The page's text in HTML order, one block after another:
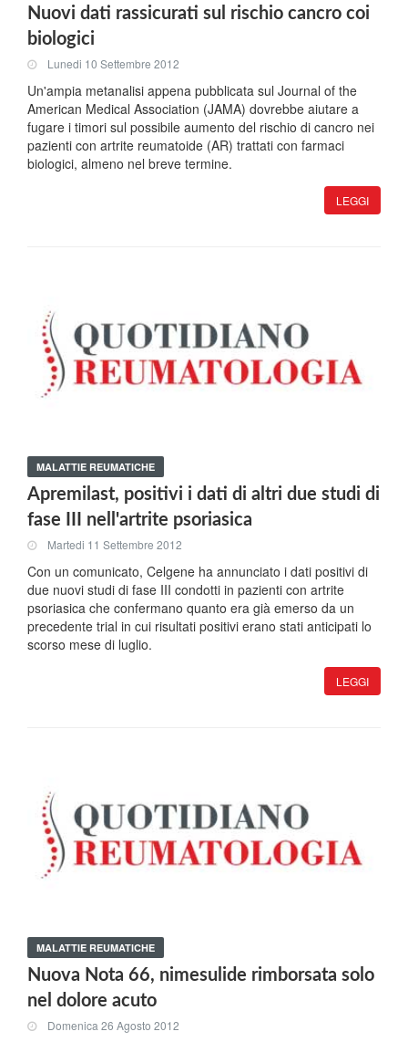
Nuovi dati rassicurati sul rischio cancro coi
biologici
Lunedi 10 Settembre 2012
Un'ampia metanalisi appena pubblicata sul Journal of the
American Medical Association (JAMA) dovrebbe aiutare a
fugare i timori sul possibile aumento del rischio di cancro nei
pazienti con artrite reumatoide (AR) trattati con farmaci
biologici, almeno nel breve termine.
LEGGI
MALATTIE REUMATICHE
Apremilast, positivi i dati di altri due studi di
fase III nell'artrite psoriasica
Martedi 11 Settembre 2012
Con un comunicato, Celgene ha annunciato i dati positivi di
due nuovi studi di fase III condotti in pazienti con artrite
psoriasica che confermano quanto era già emerso da un
precedente trial in cui risultati positivi erano stati anticipati lo
scorso mese di luglio.
LEGGI
MALATTIE REUMATICHE
Nuova Nota 66, nimesulide rimborsata solo
nel dolore acuto
Domenica 26 Agosto 2012